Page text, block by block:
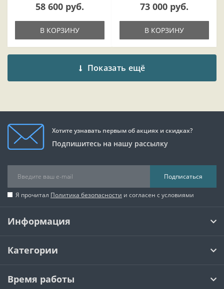
58 600 руб.
В КОРЗИНУ
73 000 руб.
В КОРЗИНУ
Показать ещё
Хотите узнавать первым об акциях и скидках?
Подпишитесь на нашу рассылку
Подписаться
Я прочитал Политика безопасности и согласен с условиями
Информация
Категории
Время работы